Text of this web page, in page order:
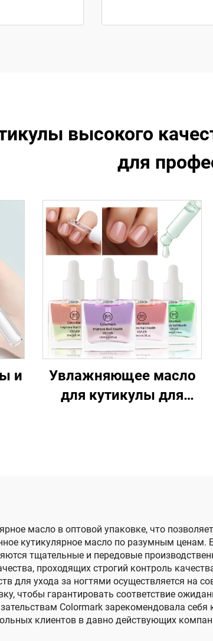
высокого
для
и
Увлажняющее масло
для кутикулы для
масло в оптовой упаковке, что
кутикулярное масло по разумным
тщательные и передовые
проходящих строгий контроль
для ухода за ногтями осуществляется
чтобы гарантировать соответствие
Colormark зарекомендовала
клиентов в давно действующих